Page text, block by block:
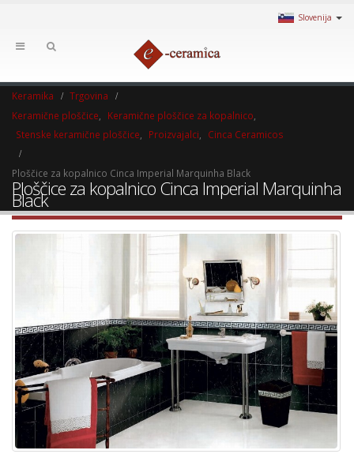
Slovenija
Keramika
Trgovina
Keramične ploščice
Keramične ploščice za kopalnico
Stenske keramične ploščice
Proizvajalci Cinca Ceramicos
Ploščice za kopalnico Cinca Imperial Marquinha Black
Ploščice za kopalnico Cinca Imperial Marquinha
Black